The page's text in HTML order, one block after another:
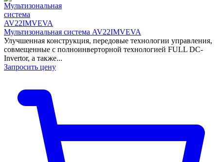
Мультизональная система AV22IMVEVA
Улучшенная конструкция, передовые технологии управления,
совмещенные с полноинверторной технологией FULL DC-
Invertor, а также...
Запросить цену